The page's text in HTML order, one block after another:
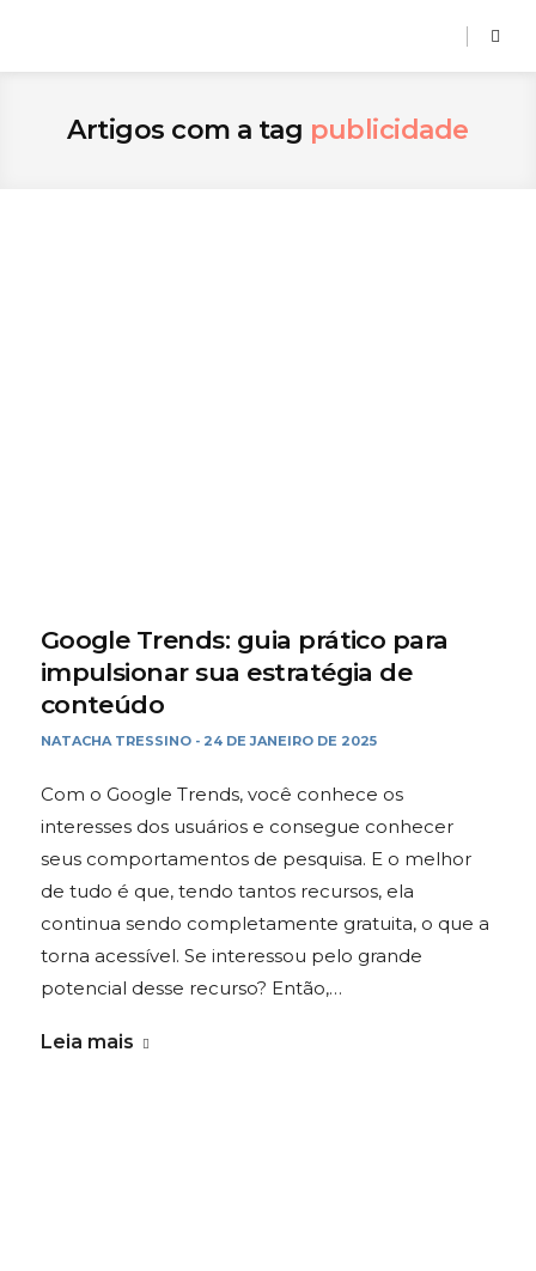
Artigos com a tag publicidade
Google Trends: guia prático para
impulsionar sua estratégia de
conteúdo
NATACHA TRESSINO - 24 DE JANEIRO DE 2025
Com o Google Trends, você conhece os
interesses dos usuários e consegue conhecer
seus comportamentos de pesquisa. E o melhor
de tudo é que, tendo tantos recursos, ela
continua sendo completamente gratuita, o que a
torna acessível. Se interessou pelo grande
potencial desse recurso? Então,…
Leia mais